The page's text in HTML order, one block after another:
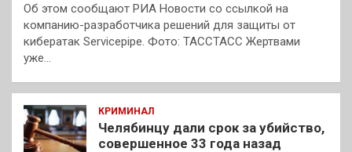
Об этом сообщают РИА Новости со ссылкой на
компанию-разработчика решений для защиты от
кибератак Servicepipe. Фото: ТАССТАСС Жертвами
уже…
КРИМИНАЛ
Челябинцу дали срок за убийство,
совершенное 33 года назад